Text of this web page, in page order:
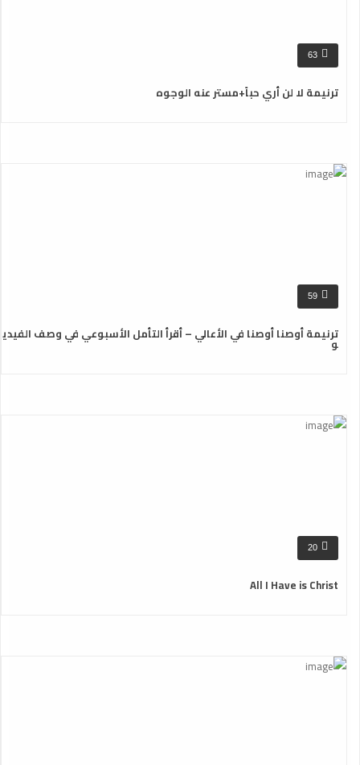
63
ترنيمة لا لن أري حباً+مستر عنه الوجوه
59
ترنيمة أوصنا أوصنا في الأعالي – أقرأ التأمل الأسبوعي في وصف الفيدي
و
20
All I Have is Christ